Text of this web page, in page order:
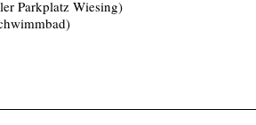
Parkplatz Wiesing)